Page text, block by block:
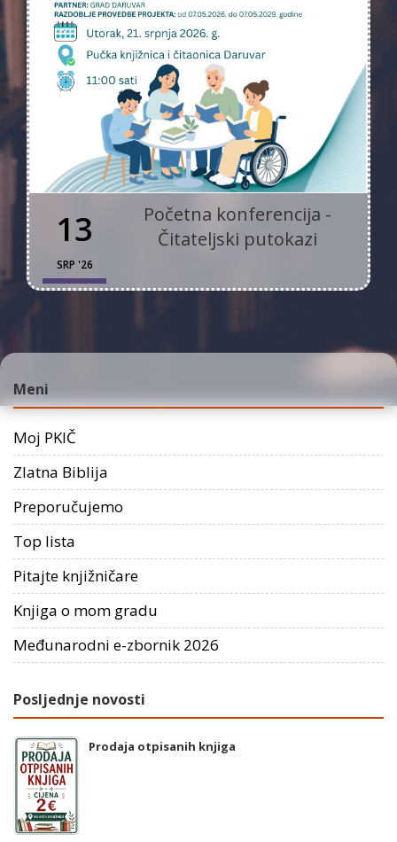
13
SRP '26
Početna konferencija -
Čitateljski putokazi
Meni
Moj PKIČ
Zlatna Biblija
Preporučujemo
Top lista
Pitajte knjižničare
Knjiga o mom gradu
Međunarodni e-zbornik 2026
Posljednje novosti
Prodaja otpisanih knjiga